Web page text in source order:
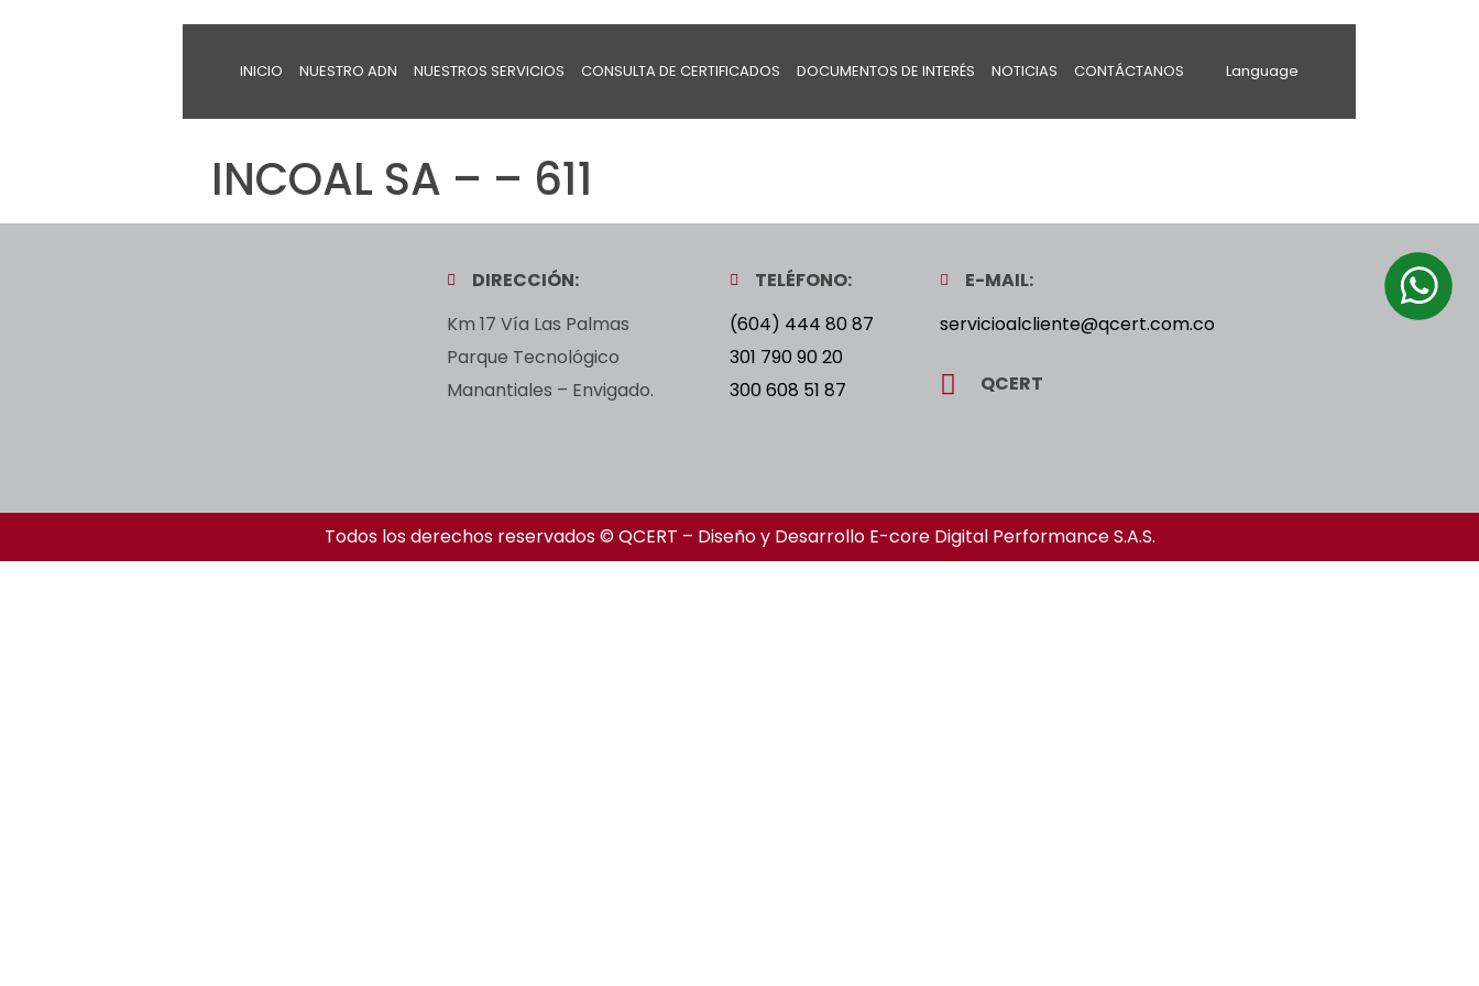
INICIO NUESTRO ADN NUESTROS SERVICIOS CONSULTA DE CERTIFICADOS DOCUMENTOS DE INTERÉS NOTICIAS CONTÁCTANOS Language
INCOAL SA – – 611
DIRECCIÓN:
Km 17 Vía Las Palmas
Parque Tecnológico
Manantiales – Envigado.
TELÉFONO:
(604) 444 80 87
301 790 90 20
300 608 51 87
E-MAIL:
servicioalcliente@qcert.com.co
QCERT
Todos los derechos reservados © QCERT – Diseño y Desarrollo E-core Digital Performance S.A.S.